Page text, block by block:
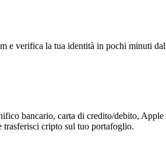
e verifica la tua identità in pochi minuti dal
bancario, carta di credito/debito, Apple
trasferisci cripto sul tuo portafoglio.